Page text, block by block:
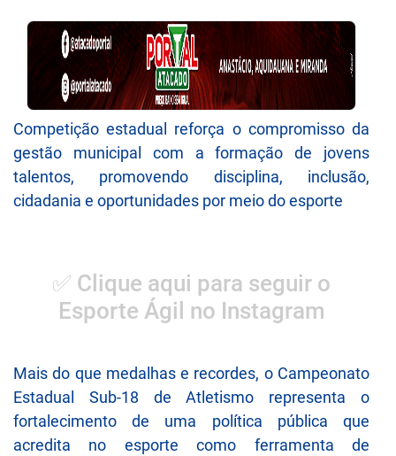
Competição estadual reforça o compromisso da
gestão municipal com a formação de jovens
talentos, promovendo disciplina, inclusão,
cidadania e oportunidades por meio do esporte
✅ Clique aqui para seguir o
Esporte Ágil no Instagram
Mais do que medalhas e recordes, o Campeonato
Estadual Sub-18 de Atletismo representa o
fortalecimento de uma política pública que
acredita no esporte como ferramenta de